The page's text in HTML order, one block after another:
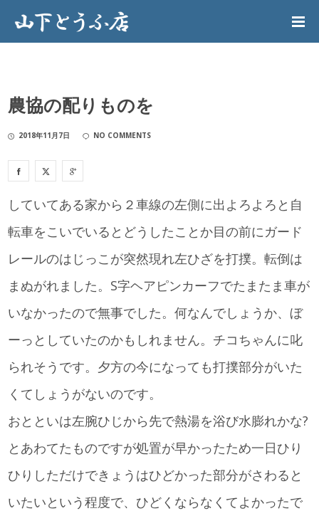
農協の配りものを
2018年11月7日 NO COMMENTS
していてある家から２車線の左側に出よろよろと自
転車をこいでいるとどうしたことか目の前にガード
レールのはじっこが突然現れ左ひざを打撲。転倒は
まぬがれました。S字ヘアピンカーフでたまたま車が
いなかったので無事でした。何なんでしょうか、ぼ
ーっとしていたのかもしれません。チコちゃんに叱
られそうです。夕方の今になっても打撲部分がいた
くてしょうがないのです。
おとといは左腕ひじから先で熱湯を浴び水膨れかな?
とあわてたものですが処置が早かったため一日ひり
ひりしただけできょうはひどかった部分がさわると
いたいという程度で、ひどくならなくてよかったで